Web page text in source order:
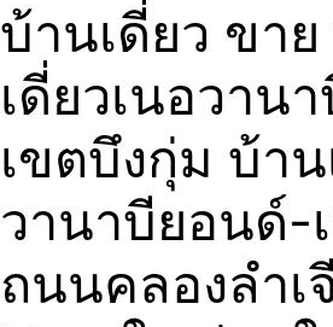
บ้านเดี่ยว ขา
เดี่ยวเนอวาน
เขตบึงกุ่ม บ้าน
วานาบียอนด์-
ถนนคลองลำเ